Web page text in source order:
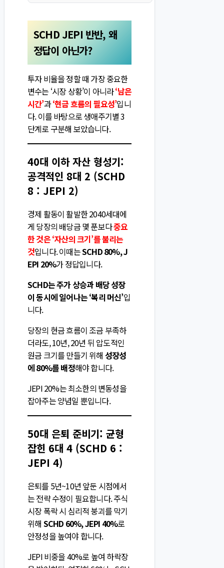
SCHD JEPI 반반, 왜
정답이 아닌가?
투자 비율을 정할 때 가장 중요한
변수는 ‘시장 상황’이 아니라‘남은
시간’과‘현금 흐름의 필요성’입니
다. 이를 바탕으로 생애주기별 3
단계로 구분해 보았습니다.
40대 이하 자산 형성기:
공격적인 8대 2 (SCHD
8 : JEPI 2)
경제 활동이 활발한 2040세대에
게 당장의 배당금 몇 푼보다중요
한 것은 ‘자산의 크기’를 불리는
것입니다. 이때는SCHD 80%, J
EPI 20%가 정답입니다.
SCHD는 주가 상승과 배당 성장
이 동시에 일어나는 ‘복리 머신’입
니다.
당장의 현금 흐름이 조금 부족하
더라도, 10년, 20년 뒤 압도적인
원금 크기를 만들기 위해 성장성
에 80%를 배정해야 합니다.
JEPI 20%는 최소한의 변동성을
잡아주는 양념일 뿐입니다.
50대 은퇴 준비기: 균형
잡힌 6대 4 (SCHD 6 :
JEPI 4)
은퇴를 5년~10년 앞둔 시점에서
는 전략 수정이 필요합니다. 주식
시장 폭락 시 심리적 붕괴를 막기
위해 SCHD 60%, JEPI 40%로
안정성을 높여야 합니다.
JEPI 비중을 40%로 높여 하락장